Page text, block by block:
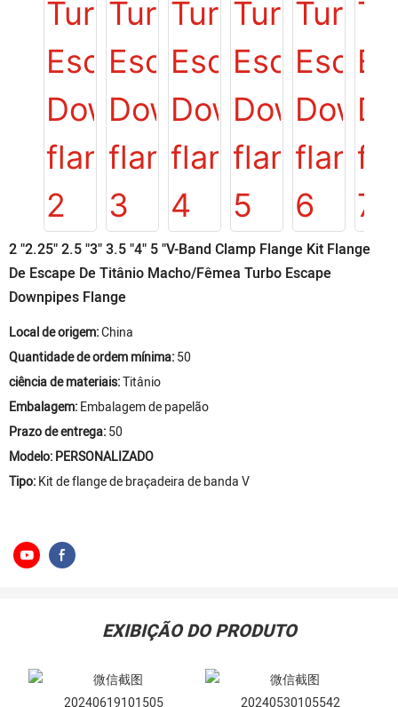
2 "2.25" 2.5 "3" 3.5 "4" 5 "V-Band Clamp Flange Kit Flange
De Escape De Titânio Macho/Fêmea Turbo Escape
Downpipes Flange
Local de origem:China
Quantidade de ordem mínima:50
ciência de materiais:Titânio
Embalagem:Embalagem de papelão
Prazo de entrega:50
Modelo: PERSONALIZADO
Tipo:Kit de flange de braçadeira de banda V
EXIBIÇÃO DO PRODUTO